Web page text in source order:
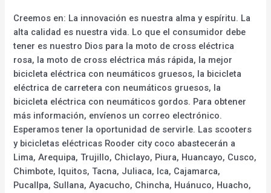
Creemos en: La innovación es nuestra alma y espíritu. La
alta calidad es nuestra vida. Lo que el consumidor debe
tener es nuestro Dios para la moto de cross eléctrica
rosa, la moto de cross eléctrica más rápida, la mejor
bicicleta eléctrica con neumáticos gruesos, la bicicleta
eléctrica de carretera con neumáticos gruesos, la
bicicleta eléctrica con neumáticos gordos. Para obtener
más información, envíenos un correo electrónico.
Esperamos tener la oportunidad de servirle. Las scooters
y bicicletas eléctricas Rooder city coco abastecerán a
Lima, Arequipa, Trujillo, Chiclayo, Piura, Huancayo, Cusco,
Chimbote, Iquitos, Tacna, Juliaca, Ica, Cajamarca,
Pucallpa, Sullana, Ayacucho, Chincha, Huánuco, Huacho,